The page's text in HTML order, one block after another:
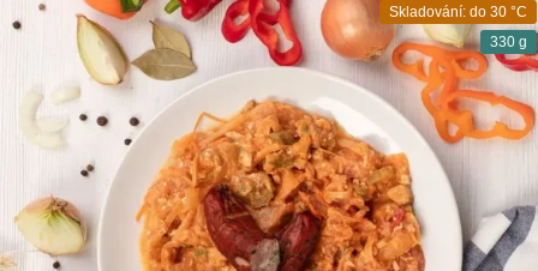
Skladování: do 30 °C
330 g